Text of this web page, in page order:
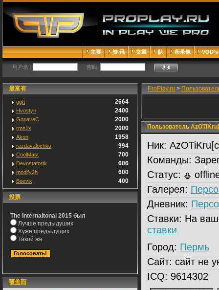
主要 资 讯 文章 队 所录像 VOD's
用户名 : 密码:
最富有
ggtt 2664
Hvostyn 2400
GopaveC 2000
rmn1x 2000
Akon 1958
razdavalochka 994
CoolMast 700
Devostatortk 606
modify2h 600
Boevik 400
投票
The Internaitonal 2015 был
Лучше предыдуших
Хуже предыдущих
Такой же
覆盖面
ProPlay.ru >
Пользователь
Ник:
Команды:
Статус:
Галерея:
Дневник:
Ставки: На
ставки
Город: Пермь
Сайт: сайт не
ICQ: 9614302